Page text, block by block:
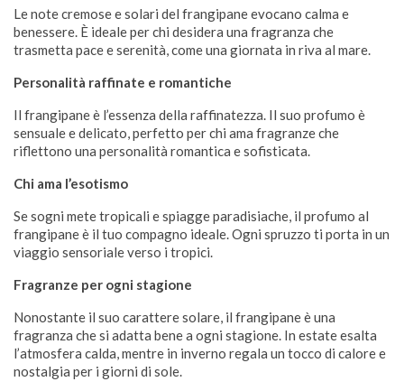
Le note cremose e solari del frangipane evocano calma e
benessere. È ideale per chi desidera una fragranza che
trasmetta pace e serenità, come una giornata in riva al mare.
Personalità raffinate e romantiche
Il frangipane è l’essenza della raffinatezza. Il suo profumo è
sensuale e delicato, perfetto per chi ama fragranze che
riflettono una personalità romantica e sofisticata.
Chi ama l’esotismo
Se sogni mete tropicali e spiagge paradisiache, il profumo al
frangipane è il tuo compagno ideale. Ogni spruzzo ti porta in un
viaggio sensoriale verso i tropici.
Fragranze per ogni stagione
Nonostante il suo carattere solare, il frangipane è una
fragranza che si adatta bene a ogni stagione. In estate esalta
l’atmosfera calda, mentre in inverno regala un tocco di calore e
nostalgia per i giorni di sole.